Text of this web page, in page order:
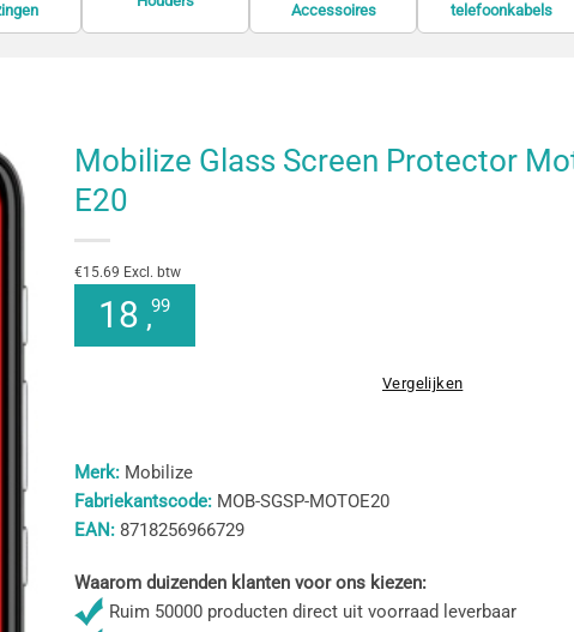
Accessoires
telefoonkabels
Mobilize Glass Screen Protector
E20
€15.69 Excl. btw
18 ,99
Vergelijken
Merk:Mobilize
Fabriekantscode:MOB-SGSP-MOTOE20
EAN:8718256966729
Waarom duizenden klanten voor ons kiezen:
Ruim 50000 producten direct uit voorraad leverbaar